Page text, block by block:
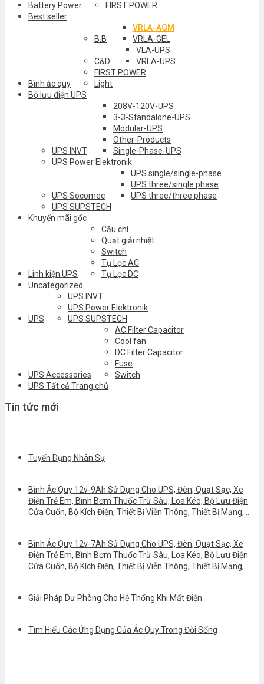
Battery Power
FIRST POWER
Best seller
Bình ắc quy
B.B
VRLA-AGM
VRLA-GEL
C&D
VLA-UPS
VRLA-UPS
FIRST POWER
Light
Bộ lưu điện UPS
UPS INVT
208V-120V-UPS
3-3-Standalone-UPS
Modular-UPS
Other-Products
Single-Phase-UPS
UPS Power Elektronik
UPS Socomec
UPS single/single-phase
UPS three/single phase
UPS three/three phase
UPS SUPSTECH
Khuyến mãi gốc
Linh kiện UPS
Cầu chì
Quạt giải nhiệt
Switch
Tụ Lọc AC
Tụ Lọc DC
Uncategorized
UPS
UPS INVT
UPS Power Elektronik
UPS SUPSTECH
UPS Accessories
AC Filter Capacitor
Cool fan
DC Filter Capacitor
Fuse
Switch
UPS Tất cả Trang chủ
Tin tức mới
Tuyển Dụng Nhân Sự
Bình Ắc Quy 12v-9Ah Sử Dụng Cho UPS, Đèn, Quạt Sạc, Xe
Điện Trẻ Em, Bình Bơm Thuốc Trừ Sâu, Loa Kéo, Bộ Lưu Điện
Cửa Cuốn, Bộ Kích Điện, Thiết Bị Viễn Thông, Thiết Bị Mạng,…
Bình Ắc Quy 12v-7Ah Sử Dụng Cho UPS, Đèn, Quạt Sạc, Xe
Điện Trẻ Em, Bình Bơm Thuốc Trừ Sâu, Loa Kéo, Bộ Lưu Điện
Cửa Cuốn, Bộ Kích Điện, Thiết Bị Viễn Thông, Thiết Bị Mạng,…
Giải Pháp Dự Phòng Cho Hệ Thống Khi Mất Điện
Tìm Hiểu Các Ứng Dụng Của Ắc Quy Trong Đời Sống